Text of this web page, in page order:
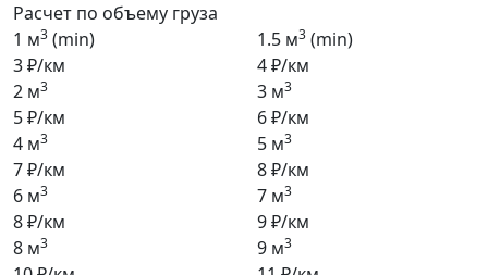
Расчет по объему груза
1 м3 (min)
3 ₽/км
1.5 м3 (min)
4 ₽/км
2 м3
5 ₽/км
3 м3
6 ₽/км
4 м3
7 ₽/км
5 м3
8 ₽/км
6 м3
8 ₽/км
7 м3
9 ₽/км
8 м3 9 м3